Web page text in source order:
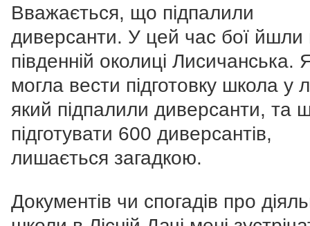
Вважається, що підпалили
диверсанти. У цей час бої йшли
південній околиці Лисичанська.
могла вести підготовку школа у
який підпалили диверсанти, та
підготувати 600 диверсантів,
лишається загадкою.
Документів чи спогадів про